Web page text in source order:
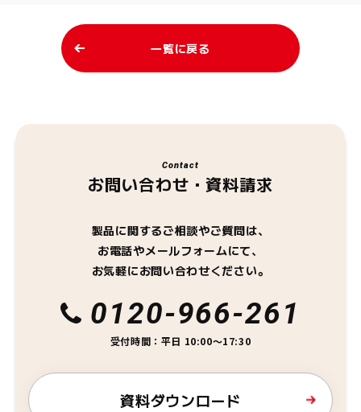
一覧に戻る
Contact
お問い合わせ・資料請求
製品に関するご相談やご質問は、
お電話やメールフォームにて、
お気軽にお問い合わせください。
0120-966-261
受付時間：平日 10:00～17:30
資料ダウンロード